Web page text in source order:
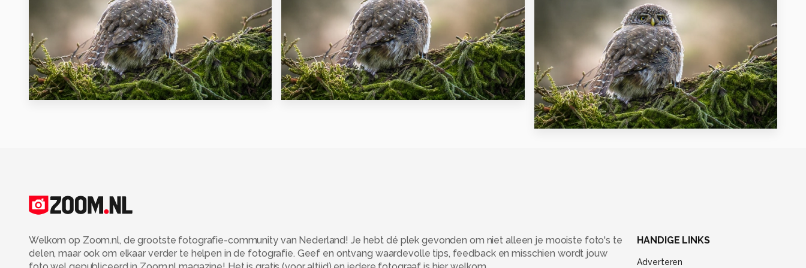
1 0
0
Welkom op Zoom.nl, de grootste fotografie-community van Nederland! Je hebt dé plek gevonden om niet alleen je mooiste foto's te
delen, maar ook om elkaar verder te helpen in de fotografie. Geef en ontvang waardevolle tips, feedback en misschien wordt jouw
HANDIGE LINKS
Adverteren